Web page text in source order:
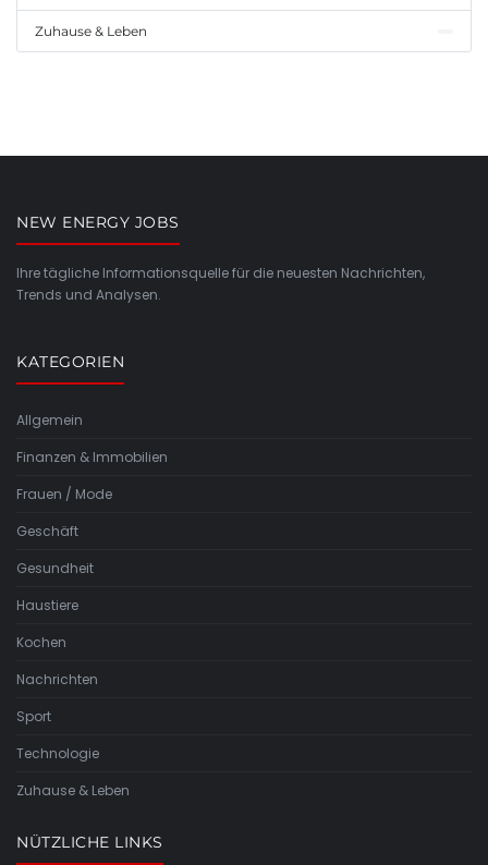
Zuhause & Leben
NEW ENERGY JOBS
Ihre tägliche Informationsquelle für die neuesten Nachrichten,
Trends und Analysen.
KATEGORIEN
Allgemein
Finanzen & Immobilien
Frauen / Mode
Geschäft
Gesundheit
Haustiere
Kochen
Nachrichten
Sport
Technologie
Zuhause & Leben
NÜTZLICHE LINKS